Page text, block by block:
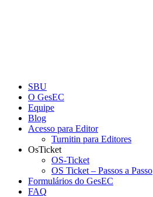
SBU
O GesEC
Equipe
Blog
Acesso para Editor
Turnitin para Editores
OsTicket
OS-Ticket
OS Ticket – Passos a Passo
Formulários do GesEC
FAQ